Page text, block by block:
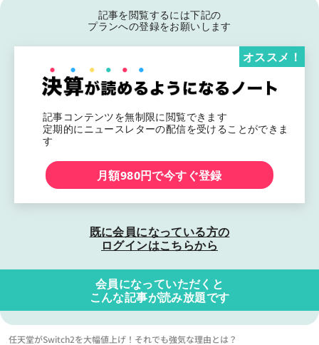
記事を閲覧するには下記の
プランへの登録をお願いします
記事コンテンツを無制限に閲覧できます
定期的にニュースレターの配信を受けることができま
す
オススメ！
月額980円で今すぐ登録
既に会員になっている方の
ログインはこちらから
会員になっていただくと
こんな記事が読み放題です
任天堂がSwitch2を大幅値上げ！それでも強気な理由とは？